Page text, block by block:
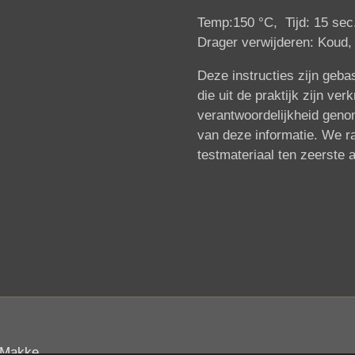
Temp:150 °C, Tijd: 15
Drager verwijderen:
Deze instructies zijn
die uit de praktijk zijn
verantwoordelijkheid
van deze informatie. We
testmateriaal ten zeerste